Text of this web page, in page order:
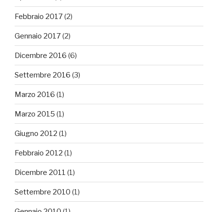
Febbraio 2017(2)
Gennaio 2017(2)
Dicembre 2016 (6)
Settembre 2016 (3)
Marzo 2016 (1)
Marzo 2015 (1)
Giugno 2012 (1)
Febbraio 2012 (1)
Dicembre 2011 (1)
Settembre 2010 (1)